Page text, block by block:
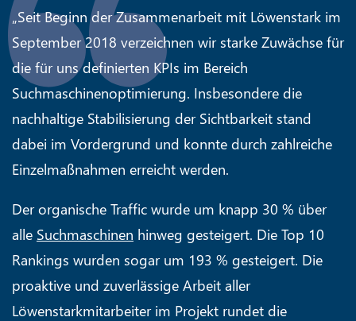
„Seit Beginn der Zusammenarbeit mit Löwenstark im
September 2018 verzeichnen wir starke Zuwächse für
die für uns definierten KPIs im Bereich
Suchmaschinenoptimierung. Insbesondere die
nachhaltige Stabilisierung der Sichtbarkeit stand
dabei im Vordergrund und konnte durch zahlreiche
Einzelmaßnahmen erreicht werden.
Der organische Traffic wurde um knapp 30 % über
alle Suchmaschinen hinweg gesteigert. Die Top 10
Rankings wurden sogar um 193 % gesteigert. Die
proaktive und zuverlässige Arbeit aller
Löwenstarkmitarbeiter im Projekt rundet die